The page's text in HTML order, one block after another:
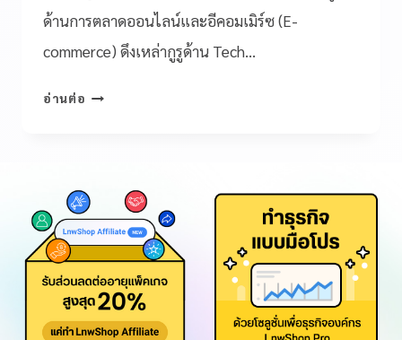
ด้านการตลาดออนไลน์และอีคอมเมิร์ซ (E-
commerce) ดึงเหล่ากูรูด้าน Tech…
อ่านต่อ